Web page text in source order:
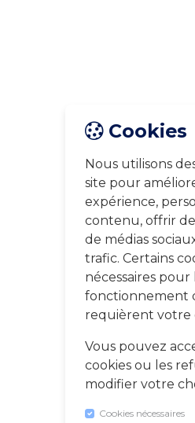
Cookies
Nous utilisons
site pour
expérience,
contenu, offrir
de médias
trafic. Certains
nécessaires pour
fonctionnement
requièrent votre
Vous pouvez
cookies ou les
modifier votre
Cookies nécessaires